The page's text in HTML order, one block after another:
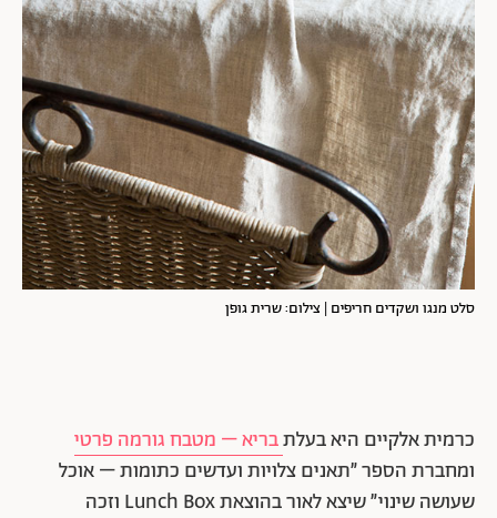
סלט מנגו ושקדים חריפים | צילום: שרית גופן
כרמית אלקיים היא בעלתבריא – מטבח גורמה פרטי
ומחברת הספר ״תאנים צלויות ועדשים כתומות – אוכל
שעושה שינוי״ שיצא לאור בהוצאת Lunch Box וזכה